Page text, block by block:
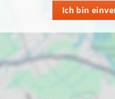
Ich bin